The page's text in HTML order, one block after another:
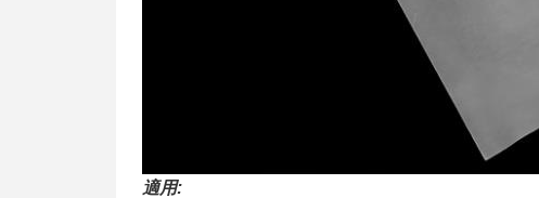
適用: